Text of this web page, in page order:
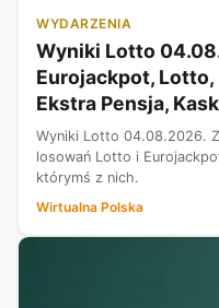
WYDARZENIA
Wyniki Lotto
Eurojackpot,
Ekstra Pensja,
Wyniki Lotto 04.08.2026.
losowań Lotto i
którymś z nich.
Wirtualna Polska